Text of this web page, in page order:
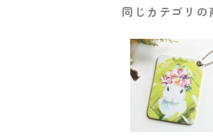
同じカテゴリの